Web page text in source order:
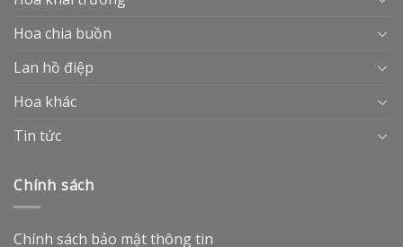
Hoa chia buồn
Lan hồ điệp
Hoa khác
Tin tức
Chính sách
Chính sách bảo mật thông tin